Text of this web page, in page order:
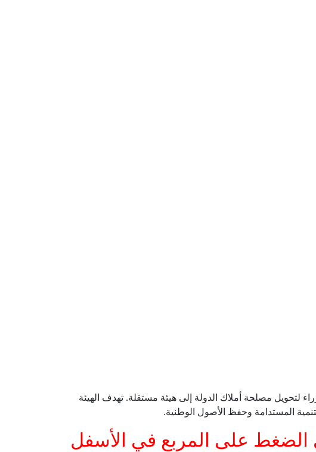
لتحويل مصلحة أملاك الدولة إلى هيئة مستقلة. تهدف الهيئة
المستدامة وحفظ الأصول الوطنية.
الضغط على المربع في الأسفل